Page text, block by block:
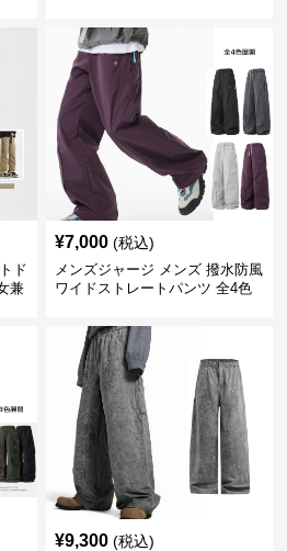
ド
兼
¥7,000 (税込)
メンズジャージ メンズ 撥水防風
ワイドストレートパンツ 全4色
¥9,300 (税込)